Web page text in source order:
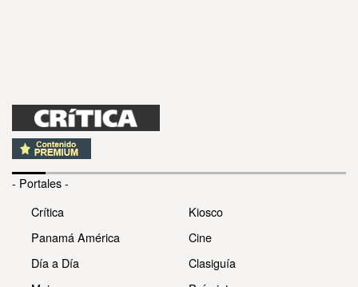
- Portales -
Crítica
Panamá América
Día a Día
Kiosco
Cine
Clasiguía